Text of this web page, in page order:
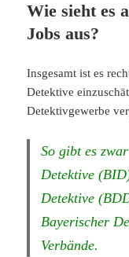
Wie sieht es
Jobs aus?
Insgesamt ist es
Detektive
Detektivgewerbe
So gibt es
Detektive
Detektive
Bayerischer
Verbände.